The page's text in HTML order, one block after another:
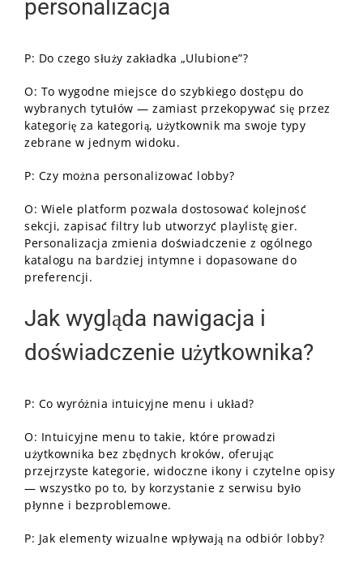
personalizacja
P: Do czego służy zakładka „Ulubione”?
O: To wygodne miejsce do szybkiego dostępu do
wybranych tytułów — zamiast przekopywać się przez
kategorię za kategorią, użytkownik ma swoje typy
zebrane w jednym widoku.
P: Czy można personalizować lobby?
O: Wiele platform pozwala dostosować kolejność
sekcji, zapisać filtry lub utworzyć playlistę gier.
Personalizacja zmienia doświadczenie z ogólnego
katalogu na bardziej intymne i dopasowane do
preferencji.
Jak wygląda nawigacja i
doświadczenie użytkownika?
P: Co wyróżnia intuicyjne menu i układ?
O: Intuicyjne menu to takie, które prowadzi
użytkownika bez zbędnych kroków, oferując
przejrzyste kategorie, widoczne ikony i czytelne opisy
— wszystko po to, by korzystanie z serwisu było
płynne i bezproblemowe.
P: Jak elementy wizualne wpływają na odbiór lobby?